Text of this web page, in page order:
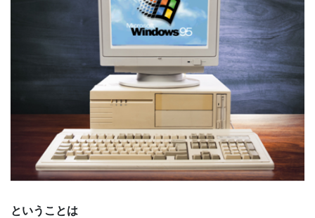
ということは